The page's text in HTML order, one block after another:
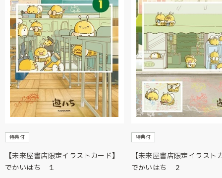
特典付
【未来屋書店限定イラストカード】
でかいはち １
特典付
【未来屋書店限定イラスト
でかいはち ２